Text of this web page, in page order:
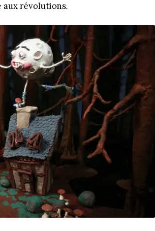
aux révolutions.